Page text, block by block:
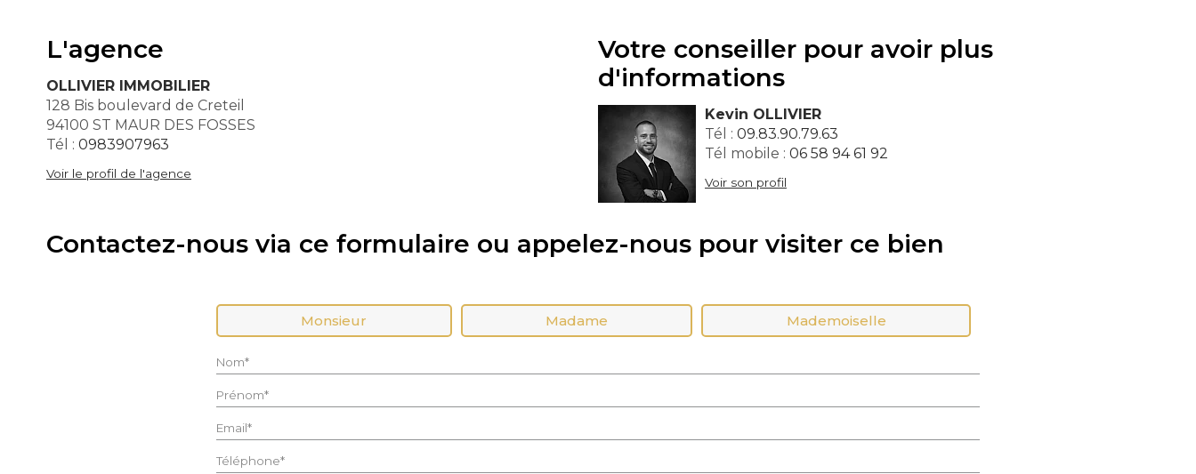
L'agence
OLLIVIER IMMOBILIER
128 Bis boulevard de Creteil
94100 ST MAUR DES FOSSES
Tél : 0983907963
Voir le profil de l'agence
Votre conseiller pour avoir plus
d'informations
Kevin OLLIVIER
Tél : 09.83.90.79.63
Tél mobile : 06 58 94 61 92
Voir son profil
Contactez-nous via ce formulaire ou appelez-nous pour visiter ce bien
Civilité : Monsieur Madame Mademoiselle
Nom* :
Prénom* :
Email* :
Téléphone* :